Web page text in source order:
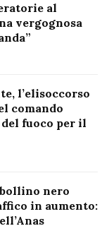
al
vergognosa
l’elisoccorso
comando
fuoco per il
nero
in aumento: